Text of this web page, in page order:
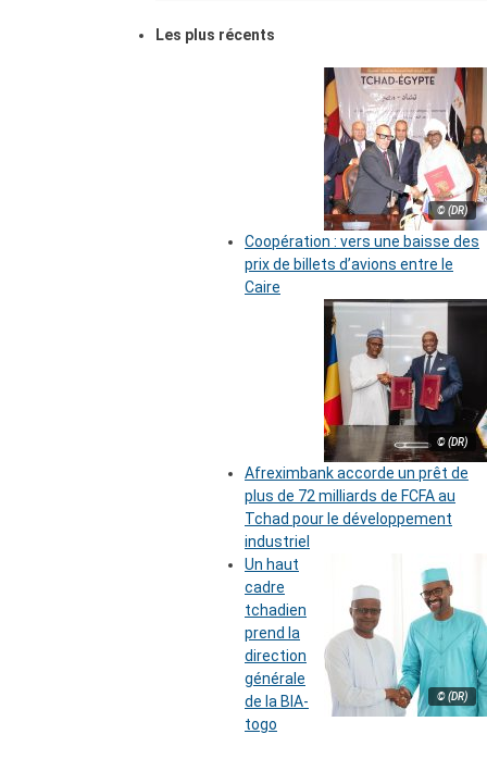
Les plus récents
© (DR)
Coopération : vers une baisse des
prix de billets d’avions entre le
Caire
© (DR)
Afreximbank accorde un prêt de
plus de 72 milliards de FCFA au
Tchad pour le développement
industriel
© (DR)
Un haut
cadre
tchadien
prend la
direction
générale
de la BIA-
togo